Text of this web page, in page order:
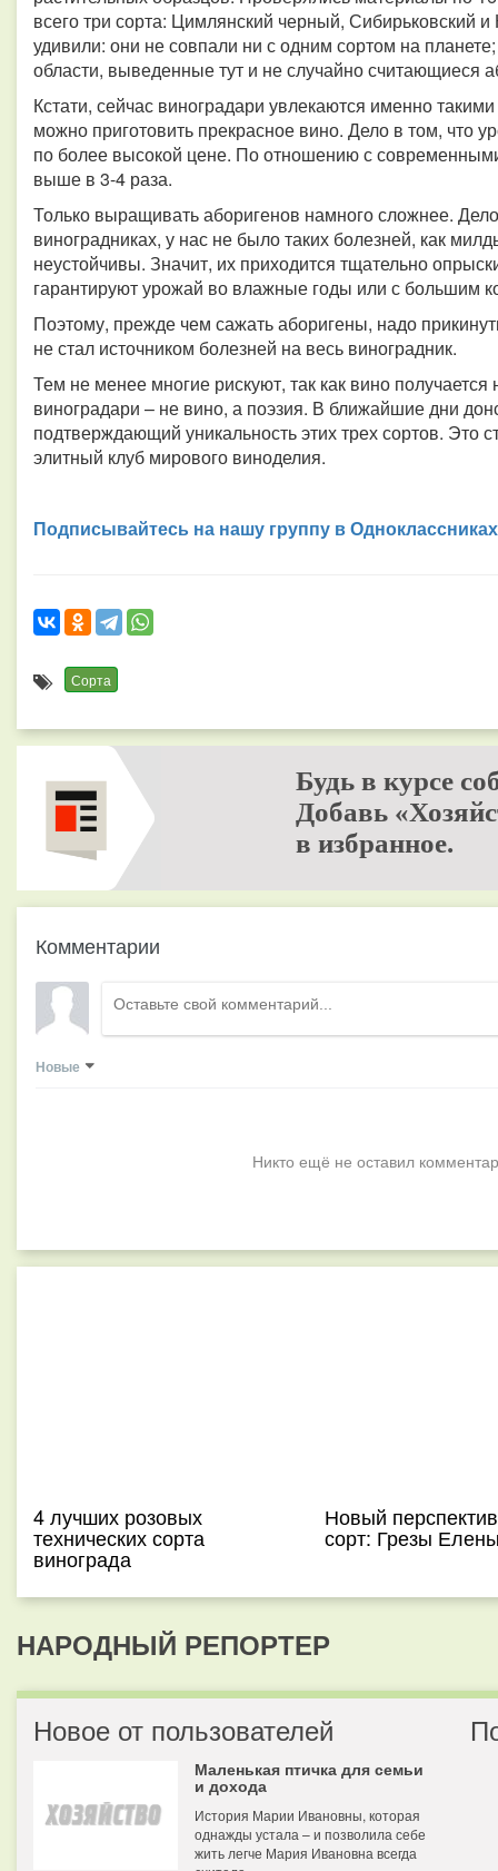
всего три сорта: Цимлянский черный, Сибирьковский
удивили: они не совпали ни с одним сортом на
области, выведенные тут и не случайно считающиеся
Кстати, сейчас виноградари увлекаются именно
можно приготовить прекрасное вино. Дело в том, что
по более высокой цене. По отношению с
выше в 3-4 раза.
Только выращивать аборигенов намного сложнее.
виноградниках, у нас не было таких болезней, как
неустойчивы. Значит, их приходится тщательно
гарантируют урожай во влажные годы или с большим
Поэтому, прежде чем сажать аборигены, надо
не стал источником болезней на весь виноградник.
Тем не менее многие рискуют, так как вино получается
виноградари – не вино, а поэзия. В ближайшие дни
подтверждающий уникальность этих трех сортов. Это
элитный клуб мирового виноделия.
Подписывайтесь на нашу группу в Одноклассниках
Сорта
Будь в курсе
Добавь
в избранное.
Комментарии
Новые
Никто ещё не оставил
4 лучших розовых
технических сорта
винограда
Новый
сорт: Грезы
НАРОДНЫЙ РЕПОРТЕР
Новое от пользователей
Маленькая птичка для семьи
и дохода
История Марии Ивановны, которая
однажды устала – и позволила себе
жить легче Мария Ивановна всегда